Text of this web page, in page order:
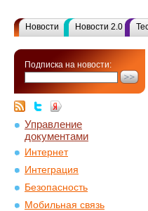
Новости Новости 2.0
Подписка на новости:
Управление
документами
Интернет
Интеграция
Безопасность
Мобильная связь